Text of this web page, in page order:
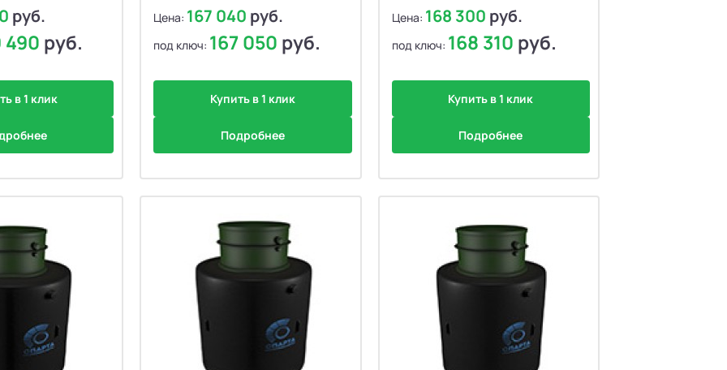
руб.
490 руб.
в 1 клик
Цена: 167 040 руб.
под ключ: 167 050 руб.
Купить в 1 клик
Подробнее
Цена: 168 300 руб.
под ключ: 168 310 руб.
Купить в 1 клик
Подробнее